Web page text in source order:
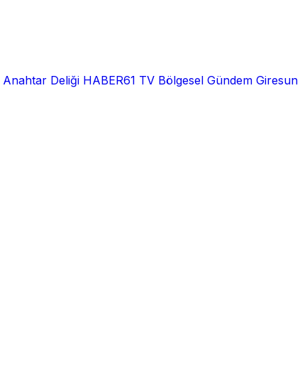
Anahtar Deliği HABER61 TV Bölgesel Gündem Giresun